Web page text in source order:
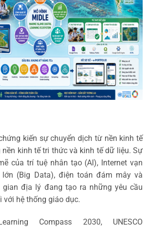
kiến sự chuyển dịch từ nền kinh tế
kinh tế tri thức và kinh tế dữ liệu. Sự
của trí tuệ nhân tạo (AI), Internet vạn
(Big Data), điện toán đám mây và
gian địa lý đang tạo ra những yêu cầu
với hệ thống giáo dục.
Compass 2030, UNESCO